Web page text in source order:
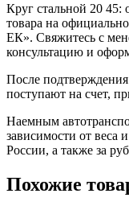
Круг стальной 20 45:
товара на
ЕК». Свяжитесь с
консультацию и
После подтверждения
поступают на счет,
Наемным
зависимости от веса
России, а также за
Похожие